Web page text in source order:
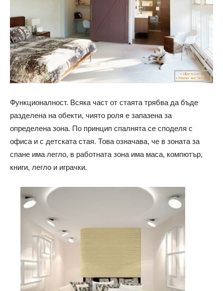
Функционалност. Всяка част от стаята трябва да бъде
разделена на обекти, чиято роля е запазена за
определена зона. По принцип спалнята се споделя с
офиса и с детската стая. Това означава, че в зоната за
спане има легло, в работната зона има маса, компютър,
книги, легло и играчки.